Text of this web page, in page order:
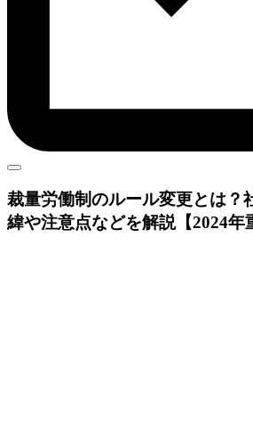
裁量労働制のルール変更とは？
緯や注意点などを解説【2024年